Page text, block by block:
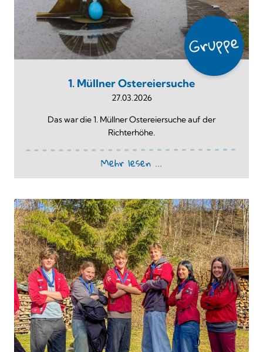
1. Müllner Ostereiersuche
27.03.2026
Das war die 1. Müllner Ostereiersuche auf der
Richterhöhe.
Mehr lesen ...